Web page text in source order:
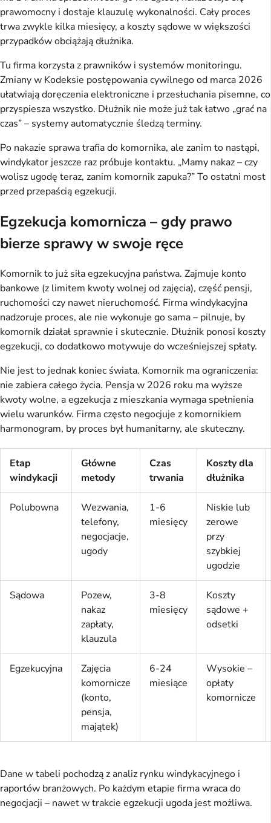
prawomocny i dostaje klauzulę wykonalności. Cały proces
trwa zwykle kilka miesięcy, a koszty sądowe w większości
przypadków obciążają dłużnika.
Tu firma korzysta z prawników i systemów monitoringu.
Zmiany w Kodeksie postępowania cywilnego od marca 2026
ułatwiają doręczenia elektroniczne i przesłuchania pisemne, co
przyspiesza wszystko. Dłużnik nie może już tak łatwo „grać na
czas” – systemy automatycznie śledzą terminy.
Po nakazie sprawa trafia do komornika, ale zanim to nastąpi,
windykator jeszcze raz próbuje kontaktu. „Mamy nakaz – czy
wolisz ugodę teraz, zanim komornik zapuka?” To ostatni most
przed przepaścią egzekucji.
Egzekucja komornicza – gdy prawo
bierze sprawy w swoje ręce
Komornik to już siła egzekucyjna państwa. Zajmuje konto
bankowe (z limitem kwoty wolnej od zajęcia), część pensji,
ruchomości czy nawet nieruchomość. Firma windykacyjna
nadzoruje proces, ale nie wykonuje go sama – pilnuje, by
komornik działał sprawnie i skutecznie. Dłużnik ponosi koszty
egzekucji, co dodatkowo motywuje do wcześniejszej spłaty.
Nie jest to jednak koniec świata. Komornik ma ograniczenia:
nie zabiera całego życia. Pensja w 2026 roku ma wyższe
kwoty wolne, a egzekucja z mieszkania wymaga spełnienia
wielu warunków. Firma często negocjuje z komornikiem
harmonogram, by proces był humanitarny, ale skuteczny.
Etap
windykacji
Główne
metody
Czas
trwania
Koszty dla
dłużnika
Polubowna
Wezwania,
telefony,
negocjacje,
ugody
1-6
miesięcy
Niskie lub
zerowe
przy
szybkiej
ugodzie
Sądowa
Pozew,
nakaz
zapłaty,
klauzula
3-8
miesięcy
Koszty
sądowe +
odsetki
Egzekucyjna
Zajęcia
komornicze
(konto,
pensja,
majątek)
6-24
miesiące
Wysokie –
opłaty
komornicze
Dane w tabeli pochodzą z analiz rynku windykacyjnego i
raportów branżowych. Po każdym etapie firma wraca do
negocjacji – nawet w trakcie egzekucji ugoda jest możliwa.